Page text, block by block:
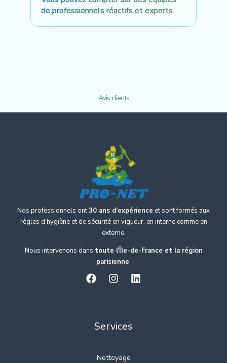
de professionnels réactifs et experts.
Avis clients
Nos professionnels ont30 ans d’expérience et sont formés aux
règles d’hygiène et de sécurité en vigueur, en interne comme en
externe.
Nous intervenons dans toute l’Île-de-France et la région
parisienne.
Services
Nettoyage